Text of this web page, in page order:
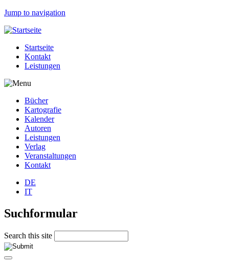
Jump to navigation
Startseite
Kontakt
Leistungen
Bücher
Kartografie
Kalender
Autoren
Leistungen
Verlag
Veranstaltungen
Kontakt
DE
IT
Suchformular
Search this site